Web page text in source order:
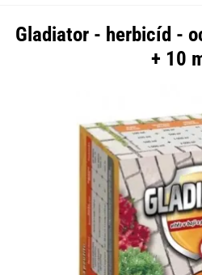
Gladiator - herbicíd -
+ 10